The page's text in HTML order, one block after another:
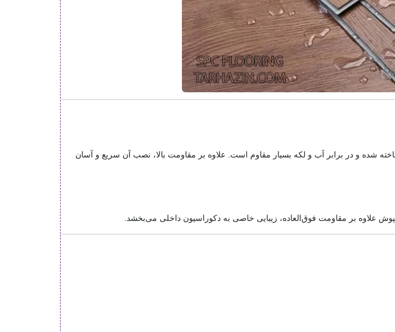
شده و در برابر آب و لکه بسیار مقاوم است. علاوه بر مقاومت بالا، نصب آن سریع و آسان
علاوه بر مقاومت فوق‌العاده، زیبایی خاصی به دکوراسیون داخلی می‌بخشد.